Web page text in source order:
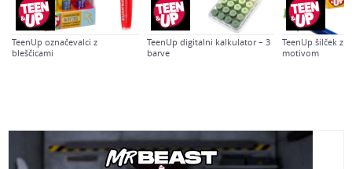
TeenUp označevalci z
bleščicami
TeenUp digitalni kalkulator – 3
barve
TeenUp šilček z
motivom
Vitamina G LCD tablica za
izdaja
Honey Answer